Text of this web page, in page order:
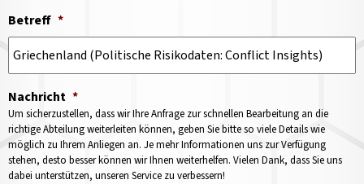
Betreff *
Nachricht *
Um sicherzustellen, dass wir Ihre Anfrage zur schnellen Bearbeitung an die
richtige Abteilung weiterleiten können, geben Sie bitte so viele Details wie
möglich zu Ihrem Anliegen an. Je mehr Informationen uns zur Verfügung
stehen, desto besser können wir Ihnen weiterhelfen. Vielen Dank, dass Sie uns
dabei unterstützen, unseren Service zu verbessern!